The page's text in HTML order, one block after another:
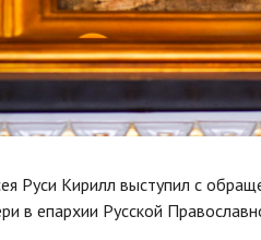
Руси Кирилл выступил с
в епархии Русской